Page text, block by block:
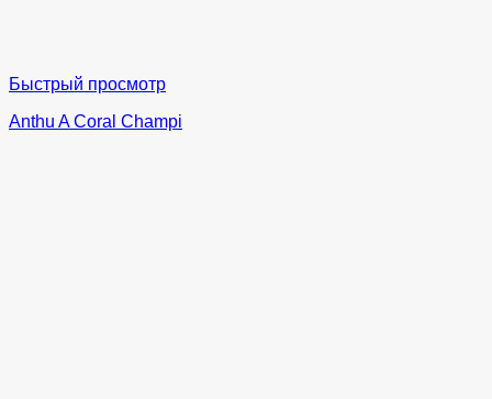
Быстрый просмотр
Anthu A Coral Champi